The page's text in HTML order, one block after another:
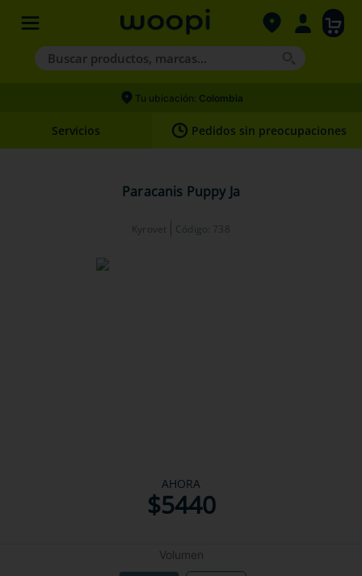
Buscar productos, marcas...
Términos más buscados
2.
hills
Tu ubicación: Colombia
Servicios Pedidos sin preocupaciones
Paracanis Puppy Ja
Kyrovet Código: 738
AHORA
$5440
Volumen